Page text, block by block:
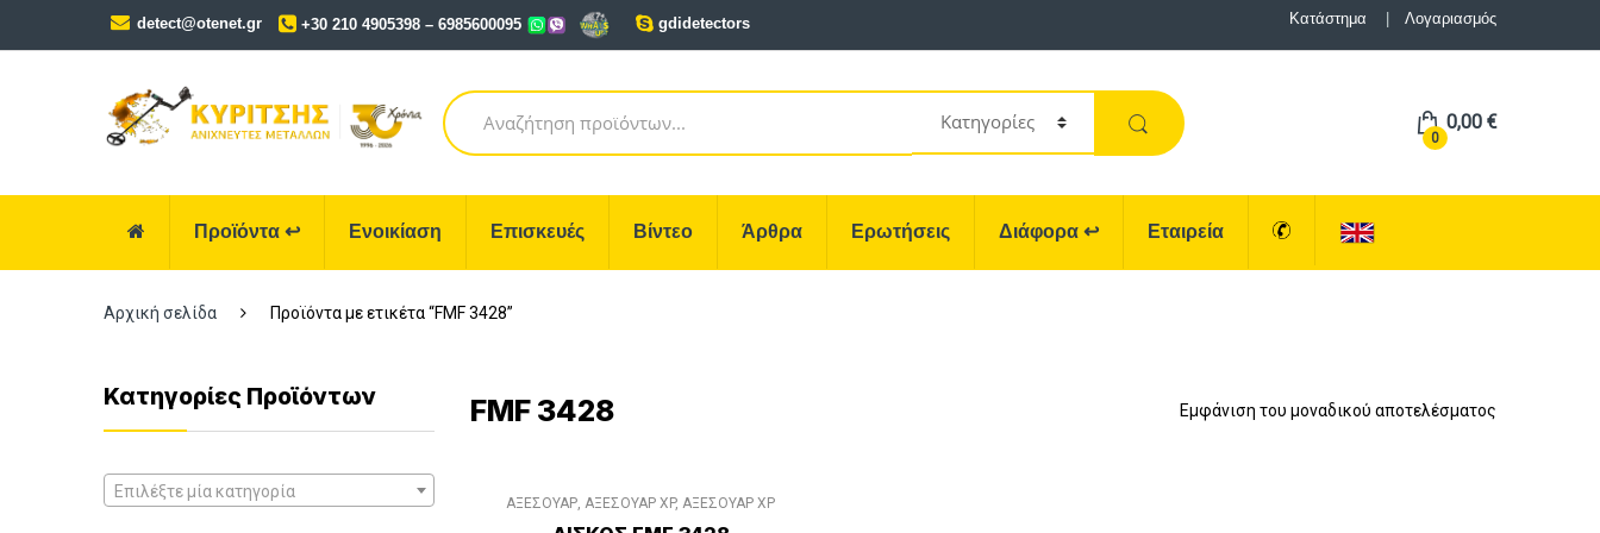
detect@otenet.gr +30 210 4905398 – 6985600095 gdidetectors Κατάστημα Λογαριασμός
Search
for:
0
0,00 €
Προϊόντα ↩ Ενοικίαση Επισκευές Βίντεο Άρθρα Ερωτήσεις Διάφορα ↩ Εταιρεία
Αρχική σελίδα Προϊόντα με ετικέτα “FMF 3428”
FMF 3428 Εμφάνιση του μοναδικού αποτελέσματος
ΑΞΕΣΟΥΑΡ ΑΞΕΣΟΥΑΡ XP, ΑΞΕΣΟΥΑΡ XP
Κατηγορίες Προϊόντων
Επιλέξτε μία κατηγορία